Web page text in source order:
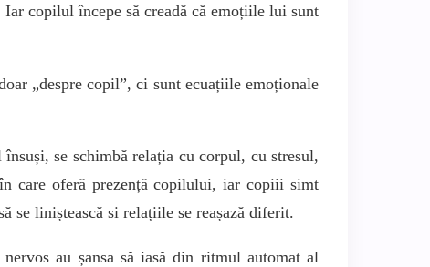
copilul începe să creadă că emoțiile lui sunt
„despre copil”, ci sunt ecuațiile emoționale
se schimbă relația cu corpul, cu stresul,
care oferă prezență copilului, iar copiii simt
se liniștească si relațiile se reașază diferit.
au șansa să iasă din ritmul automat al